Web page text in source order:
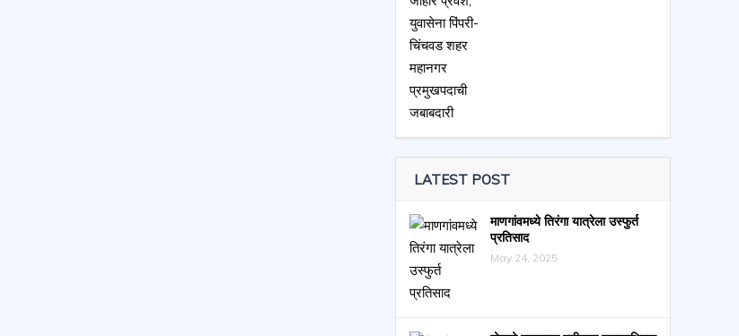
LATEST POST
माणगांवमध्ये तिरंगा यात्रेला उस्फुर्त
प्रतिसाद
May 24, 2025